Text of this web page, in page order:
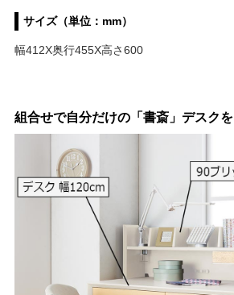
サイズ（単位：mm）
幅412X奥行455X高さ600
組合せで自分だけの「書斎」デスクを